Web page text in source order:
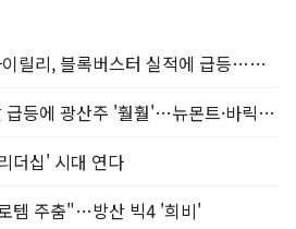
[美증시 특징주] 일라이릴리, 블록버스터 실적에 급등…마운자로 매출 폭발
[美증시 특징주] 금값 급등에 광산주 '훨훨'…뉴몬트·바릭마이닝 주도
더십' 시대 연다
템 주춤"…방산 빅4 '희비'